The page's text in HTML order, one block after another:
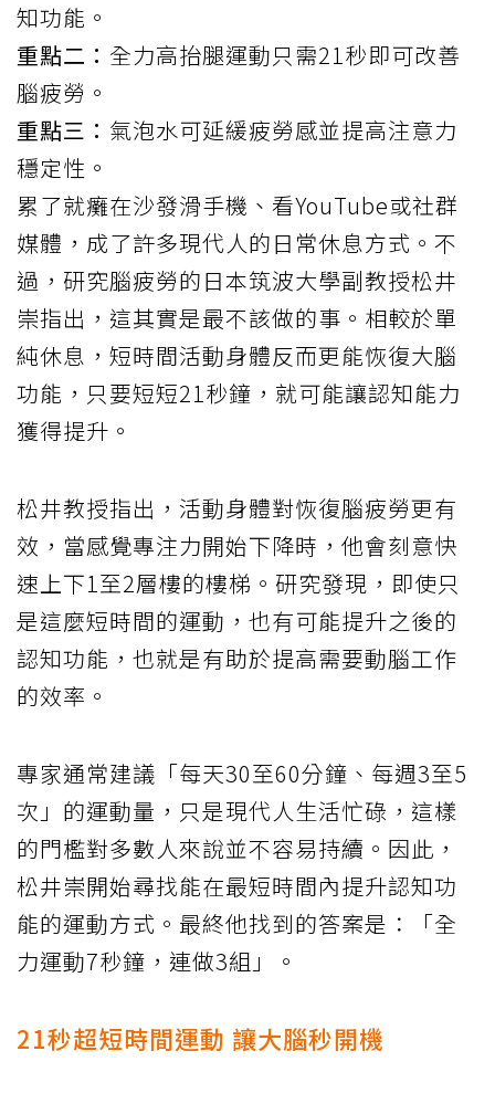
知功能。
重點二： 全力高抬腿運動只需21秒即可改善
腦疲勞。
重點三： 氣泡水可延緩疲勞感並提高注意力
穩定性。
累了就癱在沙發滑手機、看YouTube或社群
媒體，成了許多現代人的日常休息方式。不
過，研究腦疲勞的日本筑波大學副教授松井
崇指出 ，這其實是最不該做的事。相較於單
純休息，短時間活動身體反而更能恢復大腦
功能，只要短短21秒鐘，就可能讓認知能力
獲得提升。
松井教授指出，活動身體對恢復腦疲勞更有
效，當感覺專注力開始下降時，他會刻意快
速上下1至2層樓的樓梯。研究發現，即使只
是這麼短時間的運動，也有可能提升之後的
認知功能，也就是有助於提高需要動腦工作
的效率。
專家通常建議「每天30至60分鐘、每週3至5
次」的運動量，只是現代人生活忙碌，這樣
的門檻對多數人來說並不容易持續。因此，
松井崇開始尋找能在最短時間內提升認知功
能的運動方式。最終他找到的答案是：「全
力運動7秒鐘，連做3組」。
21秒超短時間運動 讓大腦秒開機